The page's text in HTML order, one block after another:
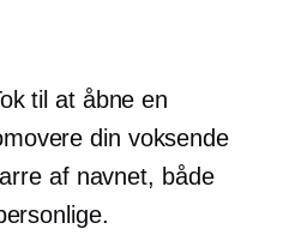
til at åbne en
din voksende
af navnet, både